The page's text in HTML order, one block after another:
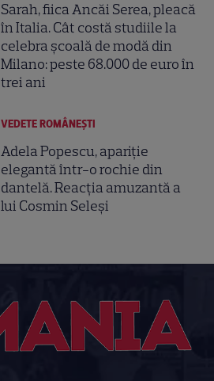
Sarah, fiica Ancăi Serea, pleacă
în Italia. Cât costă studiile la
celebra școală de modă din
Milano: peste 68.000 de euro în
trei ani
VEDETE ROMÂNEŞTI
Adela Popescu, apariție
elegantă într-o rochie din
dantelă. Reacția amuzantă a
lui Cosmin Seleși